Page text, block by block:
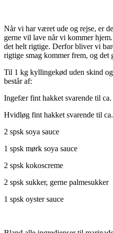
Når vi har været ude og rejse, er
gerne vil lave når vi kommer
det helt rigtige. Derfor bliver vi
rigtige smag kommer frem, og det
Til 1 kg kyllingekød uden skind
består af:
Ingefær fint hakket svarende til ca.
Hvidløg fint hakket svarende til
2 spsk soya sauce
1 spsk mørk soya sauce
2 spsk kokoscreme
2 spsk sukker, gerne palmesukker
1 spsk oyster sauce